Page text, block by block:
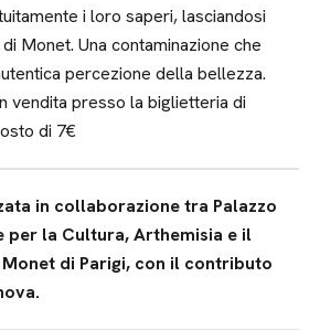
i loro saperi, lasciandosi
Monet. Una contaminazione che
percezione della bellezza.
vendita presso la biglietteria di
di 7€
in collaborazione tra Palazzo
per la Cultura, Arthemisia e il
di Parigi, con il contributo